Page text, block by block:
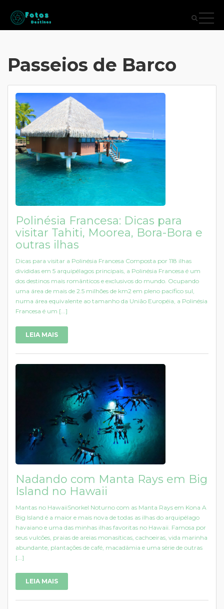
Passeios de Barco
Polinésia Francesa: Dicas para
visitar Tahiti, Moorea, Bora-Bora e
outras ilhas
Dicas para visitar a Polinésia Francesa Composta por 118 ilhas
divididas em 5 arquipélagos principais, a Polinésia Francesa é um
dos destinos mais românticos e exclusivos do mundo. Ocupando
uma área de mais de 2.5 milhões de km2 em pleno pacífico sul,
numa área equivalente ao tamanho da União Européia, a Polinésia
Francesa é um [...]
LEIA MAIS
Nadando com Manta Rays em Big
Island no Hawaii
Mantas no HawaiiSnorkel Noturno com as Manta Rays em Kona A
Big Island é a maior e mais nova de todas as ilhas do arquipélago
havaiano e uma das minhas ilhas favoritas no Hawaii. Famosa por
seus vulcões, praias de areias monasíticas, cachoeiras, vida marinha
abundante, plantações de café, macadâmia e uma série de outras
[...]
LEIA MAIS